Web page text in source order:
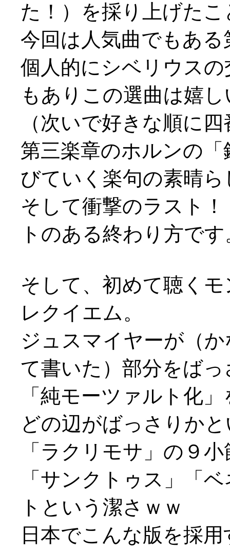
た！）を採り上げた
今回は人気曲でもあ
個人的にシベリウス
もありこの選曲は嬉
（次いで好きな順に
第三楽章のホルンの
びていく楽句の素晴ら
そして衝撃のラスト
トのある終わり方です
そして、初めて聴く
レクイエム。
ジュスマイヤーが（
て書いた）部分をば
「純モーツァルト化
どの辺がばっさりか
「ラクリモサ」の９
「サンクトゥス」「
トという潔さｗｗ
日本でこんな版を採